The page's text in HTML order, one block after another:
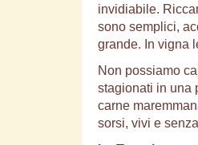
invidiabile.
sono semplici,
grande. In vigna
Non possiamo
stagionati in una
carne
sorsi, vivi e